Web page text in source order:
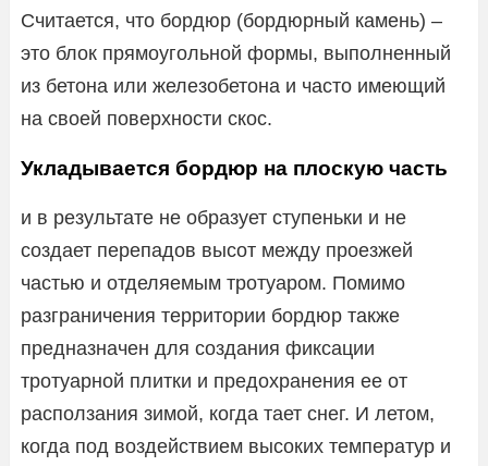
Считается, что бордюр (бордюрный камень) –
это блок прямоугольной формы, выполненный
из бетона или железобетона и часто имеющий
на своей поверхности скос.
Укладывается бордюр на плоскую часть
и в результате не образует ступеньки и не
создает перепадов высот между проезжей
частью и отделяемым тротуаром. Помимо
разграничения территории бордюр также
предназначен для создания фиксации
тротуарной плитки и предохранения ее от
расползания зимой, когда тает снег. И летом,
когда под воздействием высоких температур и